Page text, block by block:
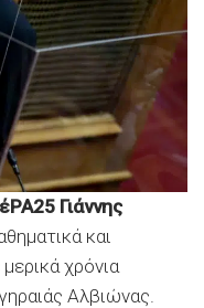
Γιάννης
και
χρόνια
Αλβιώνας.